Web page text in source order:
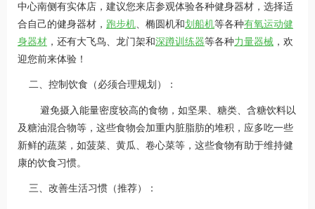
中心南侧有实体店，建议您来店参观体验各种健身器材，选择适
合自己的健身器材， 跑步机 、椭圆机和划船机等各种有氧运动健
身器材 ，还有大飞鸟、龙门架和深蹲训练器等各种力量器械 ，欢
迎您前来体验！
二、控制饮食（必须合理规划）：
避免摄入能量密度较高的食物，如坚果、糖类、含糖饮料以
及糖油混合物等，这些食物会加重内脏脂肪的堆积，应多吃一些
新鲜的蔬菜，如菠菜、黄瓜、卷心菜等，这些食物有助于维持健
康的饮食习惯。
三、改善生活习惯（推荐）：